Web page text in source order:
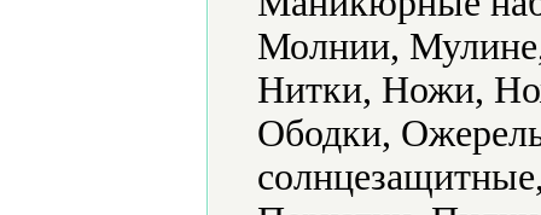
Молнии,
Нитки, Ножи,
Ободки,